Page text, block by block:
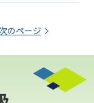
のページ